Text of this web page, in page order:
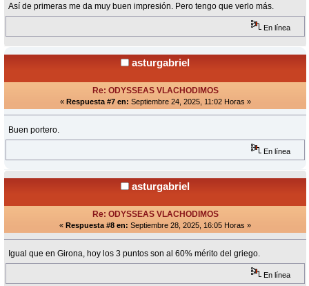
Así de primeras me da muy buen impresión. Pero tengo que verlo más.
En línea
asturgabriel
Re: ODYSSEAS VLACHODIMOS
« Respuesta #7 en: Septiembre 24, 2025, 11:02 Horas »
Buen portero.
En línea
asturgabriel
Re: ODYSSEAS VLACHODIMOS
« Respuesta #8 en: Septiembre 28, 2025, 16:05 Horas »
Igual que en Girona, hoy los 3 puntos son al 60% mérito del griego.
En línea